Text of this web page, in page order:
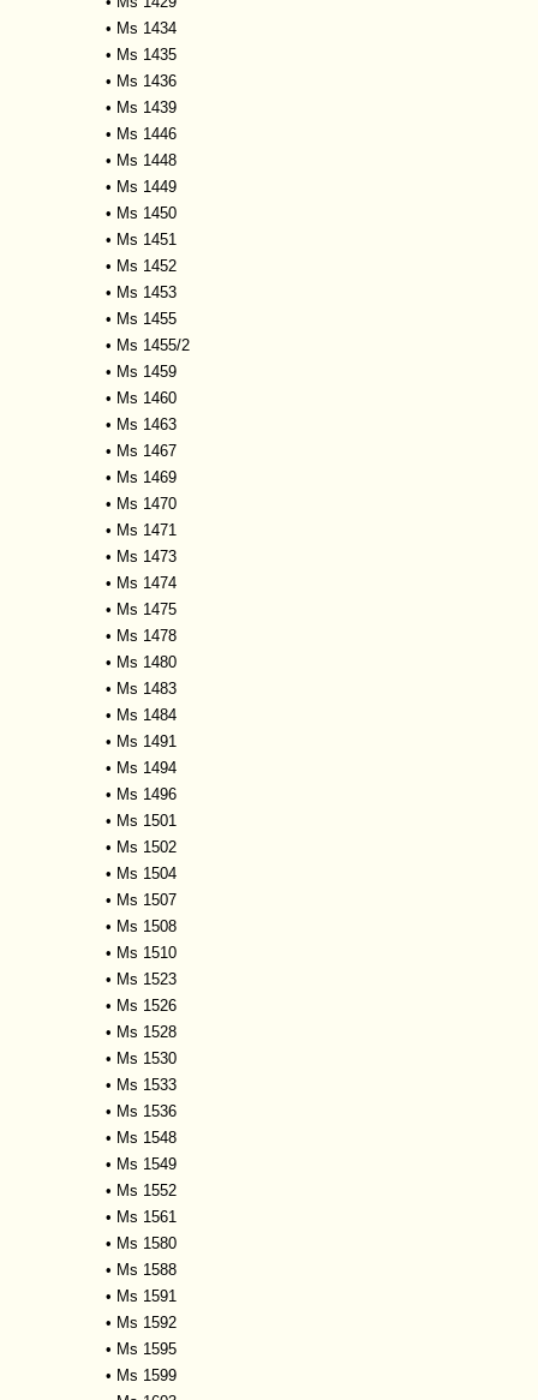
• Ms 1434
• Ms 1435
• Ms 1436
• Ms 1439
• Ms 1446
• Ms 1448
• Ms 1449
• Ms 1450
• Ms 1451
• Ms 1452
• Ms 1453
• Ms 1455
• Ms 1455/2
• Ms 1459
• Ms 1460
• Ms 1463
• Ms 1467
• Ms 1469
• Ms 1470
• Ms 1471
• Ms 1473
• Ms 1474
• Ms 1475
• Ms 1478
• Ms 1480
• Ms 1483
• Ms 1484
• Ms 1491
• Ms 1494
• Ms 1496
• Ms 1501
• Ms 1502
• Ms 1504
• Ms 1507
• Ms 1508
• Ms 1510
• Ms 1523
• Ms 1526
• Ms 1528
• Ms 1530
• Ms 1533
• Ms 1536
• Ms 1548
• Ms 1549
• Ms 1552
• Ms 1561
• Ms 1580
• Ms 1588
• Ms 1591
• Ms 1592
• Ms 1595
• Ms 1599